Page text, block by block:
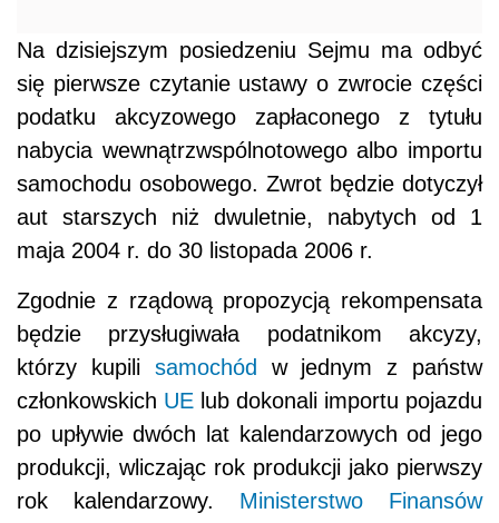
Na dzisiejszym posiedzeniu Sejmu ma odbyć
się pierwsze czytanie ustawy o zwrocie części
podatku akcyzowego zapłaconego z tytułu
nabycia wewnątrzwspólnotowego albo importu
samochodu osobowego. Zwrot będzie dotyczył
aut starszych niż dwuletnie, nabytych od 1
maja 2004 r. do 30 listopada 2006 r.
Zgodnie z rządową propozycją rekompensata
będzie przysługiwała podatnikom akcyzy,
którzy kupili samochód
w jednym z państw
członkowskich UE lub dokonali importu pojazdu
po upływie dwóch lat kalendarzowych od jego
produkcji, wliczając rok produkcji jako pierwszy
rok kalendarzowy. Ministerstwo Finansów